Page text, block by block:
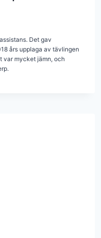
Det gav
års upplaga av tävlingen
var mycket jämn, och